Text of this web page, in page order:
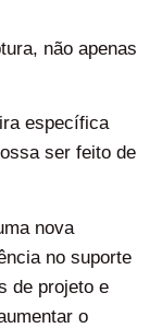
não apenas
específica
ser feito de
nova
no suporte
de projeto e
o